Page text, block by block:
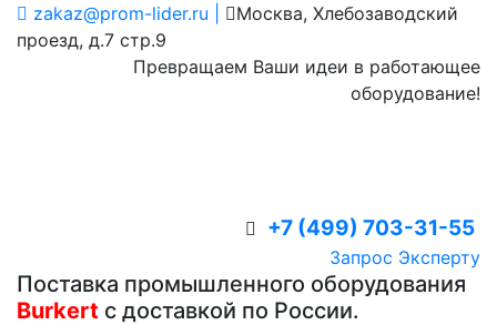
zakaz@prom-lider.ru |
Москва, Хлебозаводский
проезд, д.7 стр.9
Превращаем Ваши идеи в работающее
оборудование!
+7 (499) 703-31-55
Запрос Эксперту
Поставка промышленного оборудования
Burkert с доставкой по России.